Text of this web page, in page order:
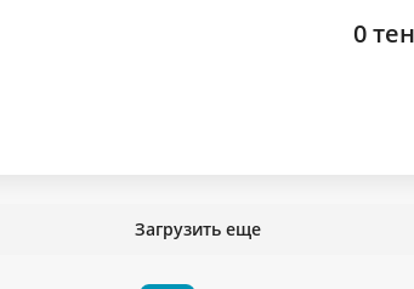
0
Загрузить еще